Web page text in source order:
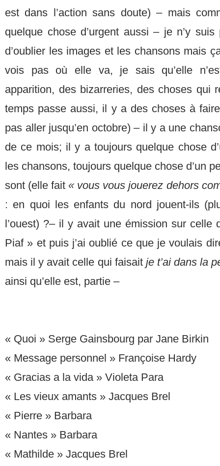
est dans l’action sans doute) – mais
quelque chose d’urgent aussi – je n’y
d’oublier les images et les chansons mais
vois pas où elle va, je sais qu’elle
apparition, des bizarreries, des choses qui
temps passe aussi, il y a des choses à
pas aller jusqu’en octobre) – il y a une
de ce mois; il y a toujours quelque chose
les chansons, toujours quelque chose d’un
sont (elle fait « vous vous jouerez dehors
: en quoi les enfants du nord jouent-ils
l’ouest) ?– il y avait une émission sur celle
Piaf » et puis j’ai oublié ce que je voulais
mais il y avait celle qui faisait je t’ai dans la
ainsi qu’elle est, partie –
« Quoi » Serge Gainsbourg par Jane Birkin
« Message personnel » Françoise Hardy
« Gracias a la vida » Violeta Para
« Les vieux amants » Jacques Brel
« Pierre » Barbara
« Nantes » Barbara
« Mathilde » Jacques Brel